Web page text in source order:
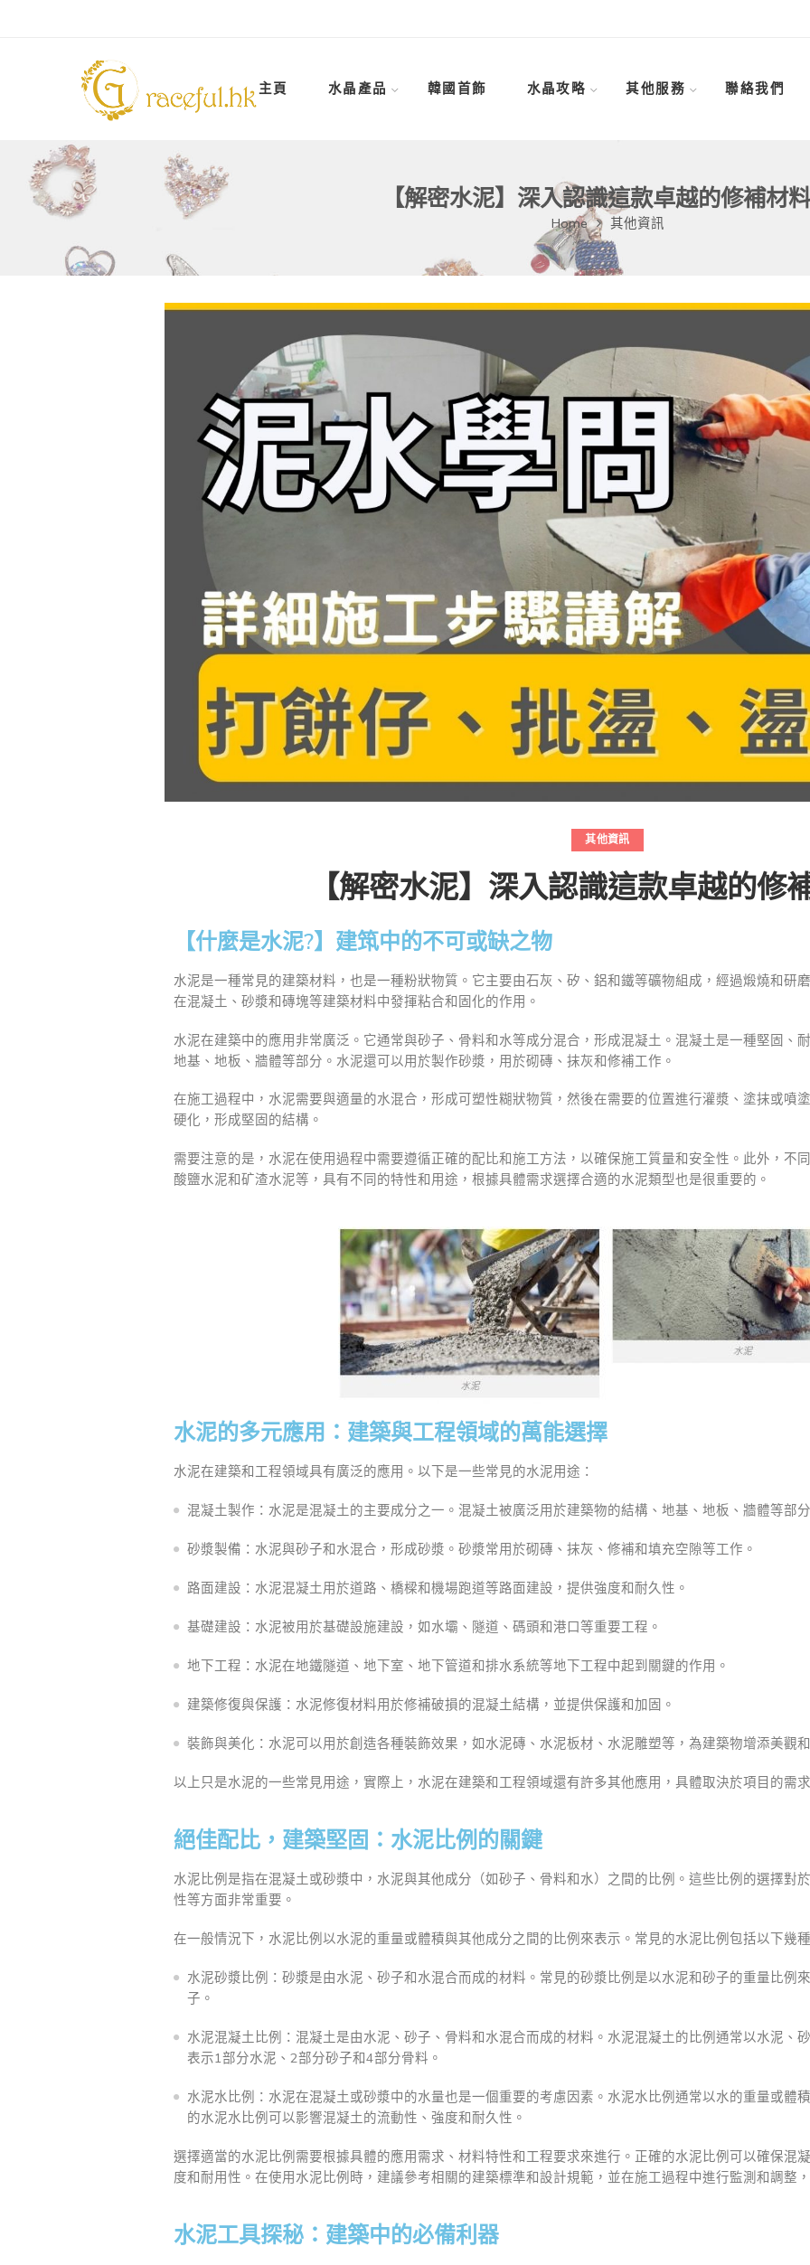
主頁 水晶產品 韓國首飾 水晶攻略 其他服務 聯絡我們
【解密水泥】深入認識這款卓越的修補材
Home 其他資訊
其他資訊
【解密水泥】深入認識這款卓越的修
【什麼是水泥?】建筑中的不可或缺之物
水泥是一種常見的建築材料，也是一種粉狀物質。它主要由石灰、矽、鋁和鐵等礦物組成，經過煅燒和研
在混凝土、砂漿和磚塊等建築材料中發揮粘合和固化的作用。
水泥在建築中的應用非常廣泛。它通常與砂子、骨料和水等成分混合，形成混凝土。混凝土是一種堅固、
地基、地板、牆體等部分。水泥還可以用於製作砂漿，用於砌磚、抹灰和修補工作。
在施工過程中，水泥需要與適量的水混合，形成可塑性糊狀物質，然後在需要的位置進行灌漿、塗抹或噴
硬化，形成堅固的結構。
需要注意的是，水泥在使用過程中需要遵循正確的配比和施工方法，以確保施工質量和安全性。此外，不
酸鹽水泥和矿渣水泥等，具有不同的特性和用途，根據具體需求選擇合適的水泥類型也是很重要的。
水泥的多元應用：建築與工程領域的萬能選擇
水泥在建築和工程領域具有廣泛的應用。以下是一些常見的水泥用途：
混凝土製作：水泥是混凝土的主要成分之一。混凝土被廣泛用於建築物的結構、地基、地板、牆體等部
砂漿製備：水泥與砂子和水混合，形成砂漿。砂漿常用於砌磚、抹灰、修補和填充空隙等工作。
路面建設：水泥混凝土用於道路、橋樑和機場跑道等路面建設，提供強度和耐久性。
基礎建設：水泥被用於基礎設施建設，如水壩、隧道、碼頭和港口等重要工程。
地下工程：水泥在地鐵隧道、地下室、地下管道和排水系統等地下工程中起到關鍵的作用。
建築修復與保護：水泥修復材料用於修補破損的混凝土結構，並提供保護和加固。
裝飾與美化：水泥可以用於創造各種裝飾效果，如水泥磚、水泥板材、水泥雕塑等，為建築物增添美觀
以上只是水泥的一些常見用途，實際上，水泥在建築和工程領域還有許多其他應用，具體取決於項目的需
絕佳配比，建築堅固：水泥比例的關鍵
水泥比例是指在混凝土或砂漿中，水泥與其他成分（如砂子、骨料和水）之間的比例。這些比例的選擇對
性等方面非常重要。
在一般情況下，水泥比例以水泥的重量或體積與其他成分之間的比例來表示。常見的水泥比例包括以下幾
水泥砂漿比例：砂漿是由水泥、砂子和水混合而成的材料。常見的砂漿比例是以水泥和砂子的重量比例
子。
水泥混凝土比例：混凝土是由水泥、砂子、骨料和水混合而成的材料。水泥混凝土的比例通常以水泥、
表示1部分水泥、2部分砂子和4部分骨料。
水泥水比例：水泥在混凝土或砂漿中的水量也是一個重要的考慮因素。水泥水比例通常以水的重量或體
的水泥水比例可以影響混凝土的流動性、強度和耐久性。
選擇適當的水泥比例需要根據具體的應用需求、材料特性和工程要求來進行。正確的水泥比例可以確保混
度和耐用性。在使用水泥比例時，建議參考相關的建築標準和設計規範，並在施工過程中進行監測和調整
水泥工具探秘：建築中的必備利器